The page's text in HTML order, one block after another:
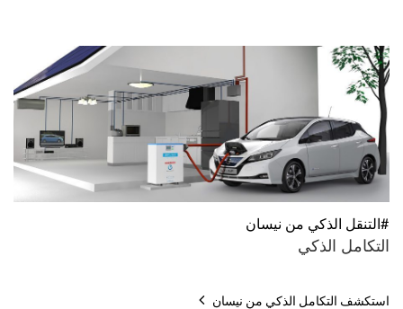
#التنقل الذكي من نيسان
التكامل الذكي
استكشف التكامل الذكي من نيسان